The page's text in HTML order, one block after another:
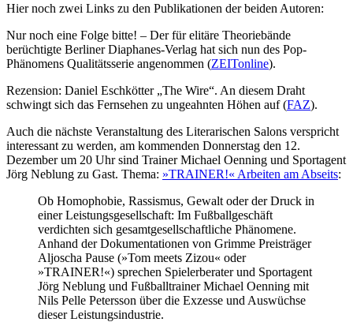
Hier noch zwei Links zu den Publikationen der beiden Autoren:
Nur noch eine Folge bitte! – Der für elitäre Theoriebände
berüchtigte Berliner Diaphanes-Verlag hat sich nun des Pop-
Phänomens Qualitätsserie angenommen (ZEITonline).
Rezension: Daniel Eschkötter „The Wire“. An diesem Draht
schwingt sich das Fernsehen zu ungeahnten Höhen auf (FAZ).
Auch die nächste Veranstaltung des Literarischen Salons verspricht
interessant zu werden, am kommenden Donnerstag den 12.
Dezember um 20 Uhr sind Trainer Michael Oenning und Sportagent
Jörg Neblung zu Gast. Thema: »TRAINER!« Arbeiten am Abseits:
Ob Homophobie, Rassismus, Gewalt oder der Druck in
einer Leistungsgesellschaft: Im Fußballgeschäft
verdichten sich gesamtgesellschaftliche Phänomene.
Anhand der Dokumentationen von Grimme Preisträger
Aljoscha Pause (»Tom meets Zizou« oder
»TRAINER!«) sprechen Spielerberater und Sportagent
Jörg Neblung und Fußballtrainer Michael Oenning mit
Nils Pelle Petersson über die Exzesse und Auswüchse
dieser Leistungsindustrie.